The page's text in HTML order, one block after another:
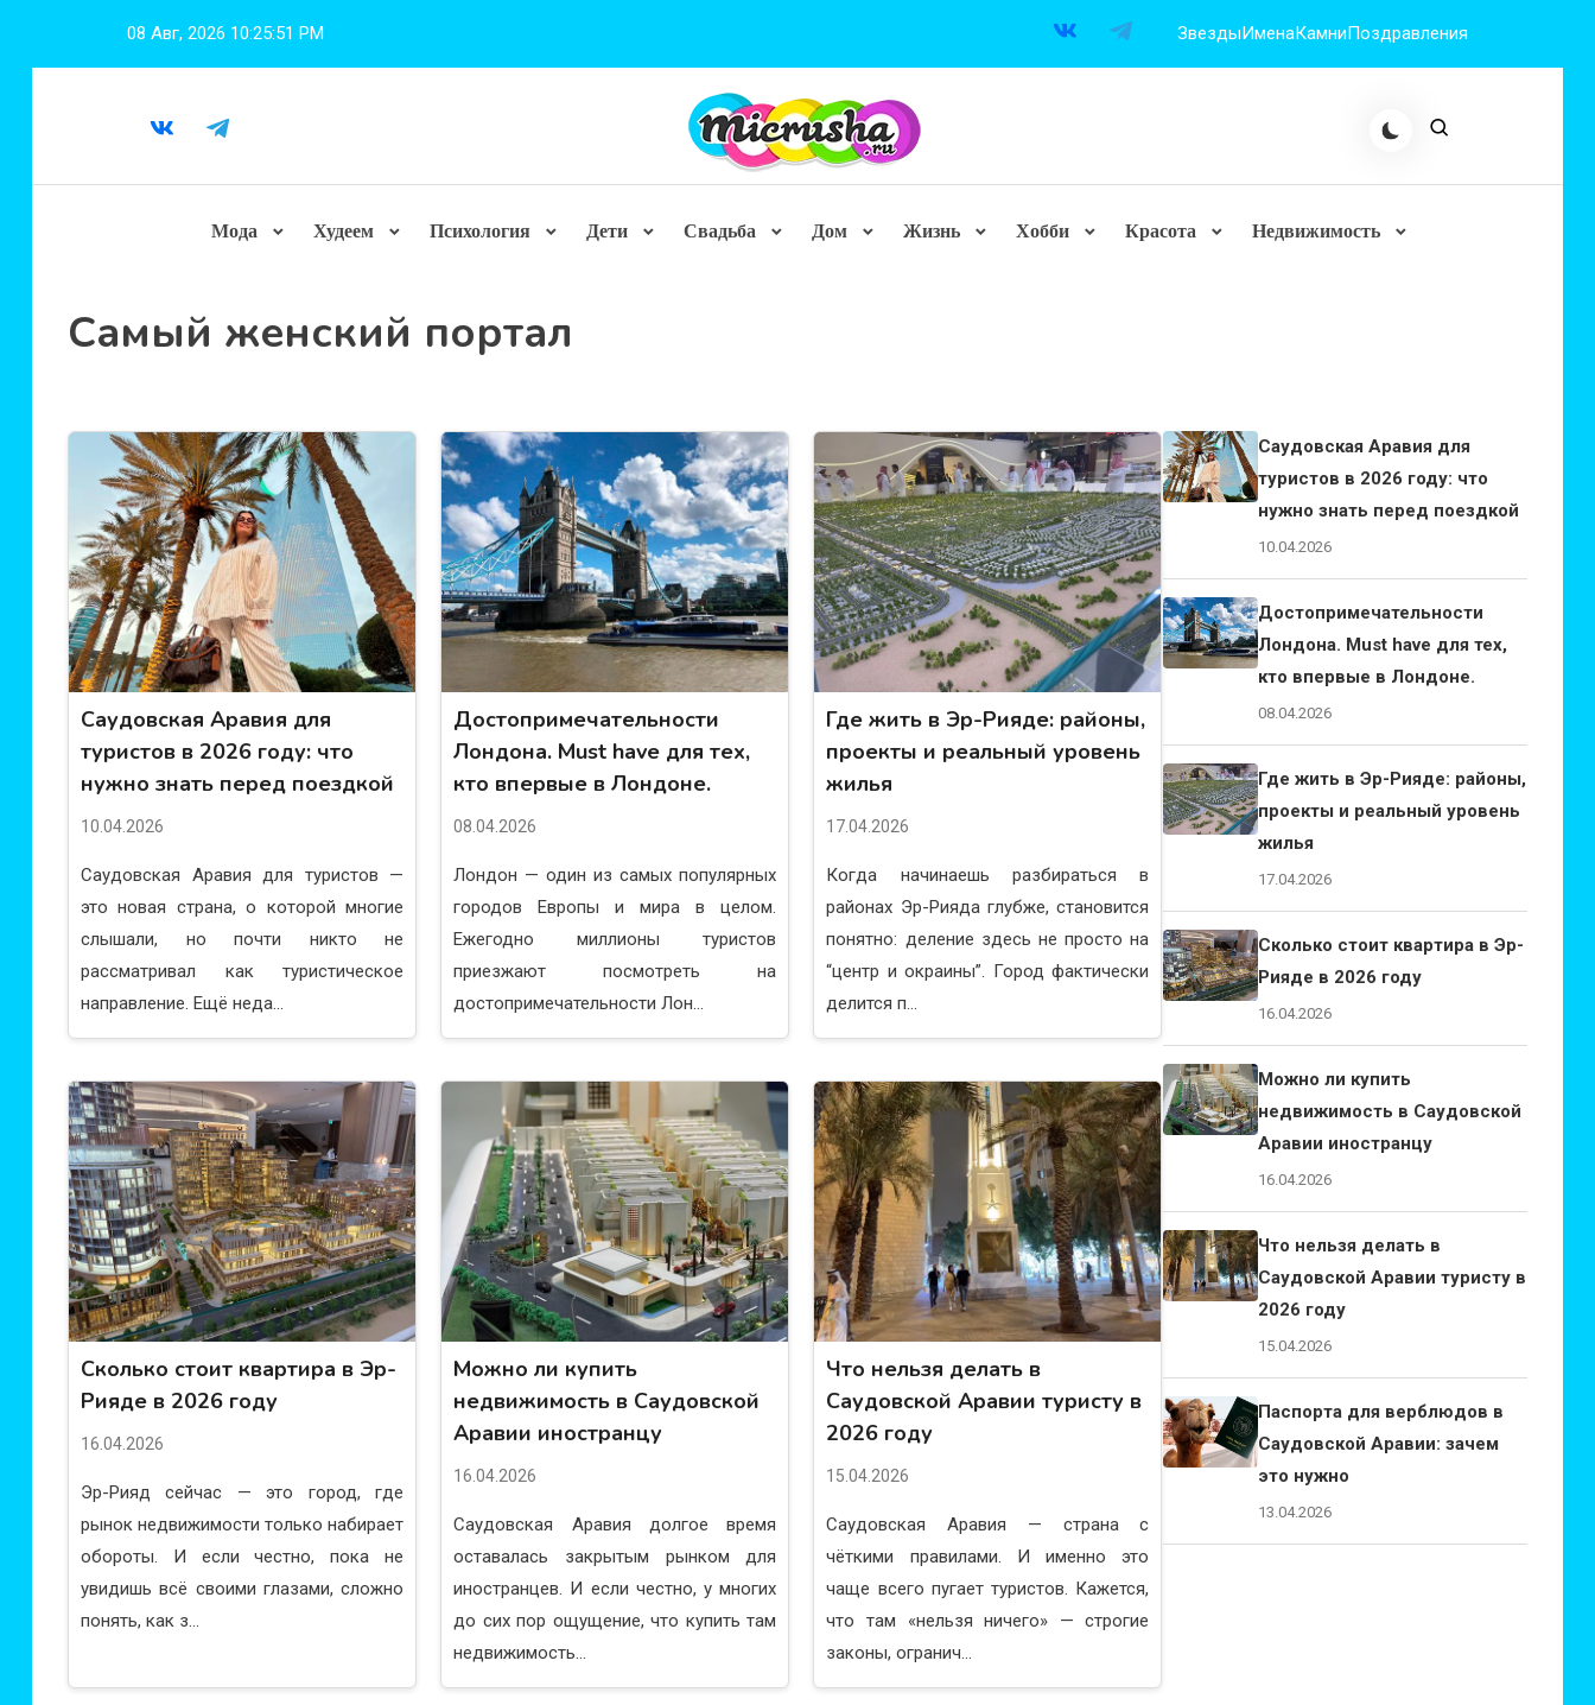
08 Авг, 2026 10:25:52 PM ЗвездыИменаКамниПоздравления
Мода Худеем Психология Дети Свадьба Дом Жизнь Хобби Красота Недвижимость
Самый женский портал
Саудовская Аравия для
туристов в 2026 году: что
нужно знать перед поездкой
10.04.2026
Саудовская Аравия для туристов —
это новая страна, о которой многие
слышали, но почти никто не
рассматривал как туристическое
направление. Ещё неда...
Достопримечательности
Лондона. Must have для тех,
кто впервые в Лондоне.
08.04.2026
Лондон — один из самых популярных
городов Европы и мира в целом.
Ежегодно миллионы туристов
приезжают посмотреть на
достопримечательности Лон...
Где жить в Эр-Рияде: районы,
проекты и реальный уровень
жилья
17.04.2026
Когда начинаешь разбираться в
районах Эр-Рияда глубже, становится
понятно: деление здесь не просто на
“центр и окраины”. Город фактически
делится п...
Сколько стоит квартира в Эр-
Рияде в 2026 году
16.04.2026
Эр-Рияд сейчас — это город, где
рынок недвижимости только набирает
обороты. И если честно, пока не
увидишь всё своими глазами, сложно
понять, как з...
Можно ли купить
недвижимость в Саудовской
Аравии иностранцу
16.04.2026
Саудовская Аравия долгое время
оставалась закрытым рынком для
иностранцев. И если честно, у многих
до сих пор ощущение, что купить там
недвижимость...
Что нельзя делать в
Саудовской Аравии туристу в
2026 году
15.04.2026
Саудовская Аравия — страна с
чёткими правилами. И именно это
чаще всего пугает туристов. Кажется,
что там «нельзя ничего» — строгие
законы, огранич...
Саудовская Аравия для
туристов в 2026 году: что
нужно знать перед поездкой
10.04.2026
Достопримечательности
Лондона. Must have для тех,
кто впервые в Лондоне.
08.04.2026
Где жить в Эр-Рияде: районы,
проекты и реальный уровень
жилья
17.04.2026
Сколько стоит квартира в Эр-
Рияде в 2026 году
16.04.2026
Можно ли купить
недвижимость в Саудовской
Аравии иностранцу
16.04.2026
Что нельзя делать в
Саудовской Аравии туристу в
2026 году
15.04.2026
Паспорта для верблюдов в
Саудовской Аравии: зачем
это нужно
13.04.2026